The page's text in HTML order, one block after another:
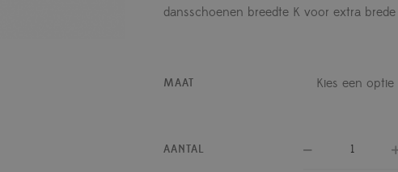
dansschoenen breedte K voor extra
MAAT
AANTAL